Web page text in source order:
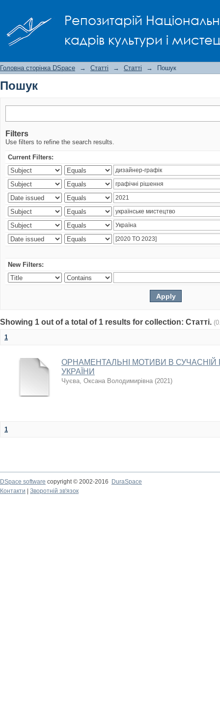
Репозитарій
кадрів культури і
Головна сторінка DSpace → Статті → Статті → Пошук
Пошук
Filters
Use filters to refine the search results.
Current Filters:
New Filters:
Showing 1 out of a total of 1 results for collection: Статті.
1
ОРНАМЕНТАЛЬНІ МОТИВИ В СУЧАСНІЙ
УКРАЇНИ
Чуєва, Оксана Володимирівна (2021)
1
DSpace software copyright © 2002-2016
DuraSpace
Контакти
Зворотній зв'язок